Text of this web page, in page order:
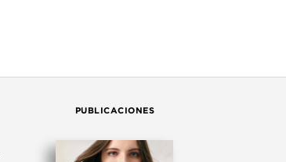
PUBLICACIONES